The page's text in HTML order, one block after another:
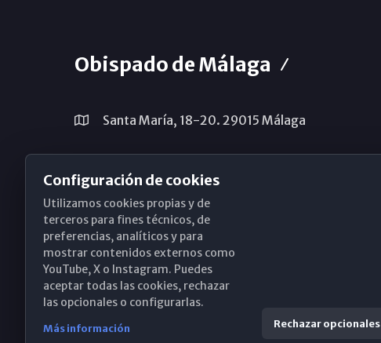
Obispado de Málaga
Santa María, 18-20. 29015 Málaga
(+34) 952 224 386
obispado@diocesismalaga.es
Configuración de cookies
Utilizamos cookies propias y de
terceros para fines técnicos, de
preferencias, analíticos y para
mostrar contenidos externos como
YouTube, X o Instagram. Puedes
aceptar todas las cookies, rechazar
las opcionales o configurarlas.
Más información Rechazar opcionales